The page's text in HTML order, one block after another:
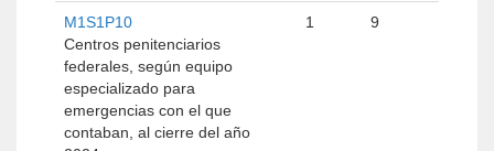
M1S1P10
Centros penitenciarios
federales, según equipo
especializado para
emergencias con el que
contaban, al cierre del año
1 9